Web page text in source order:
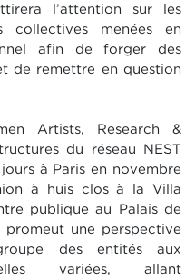
l’attention sur les
collectives menées en
afin de forger des
de remettre en question
Artists, Research &
du réseau NEST
à Paris en novembre
à huis clos à la Villa
publique au Palais de
une perspective
des entités aux
variées, allant